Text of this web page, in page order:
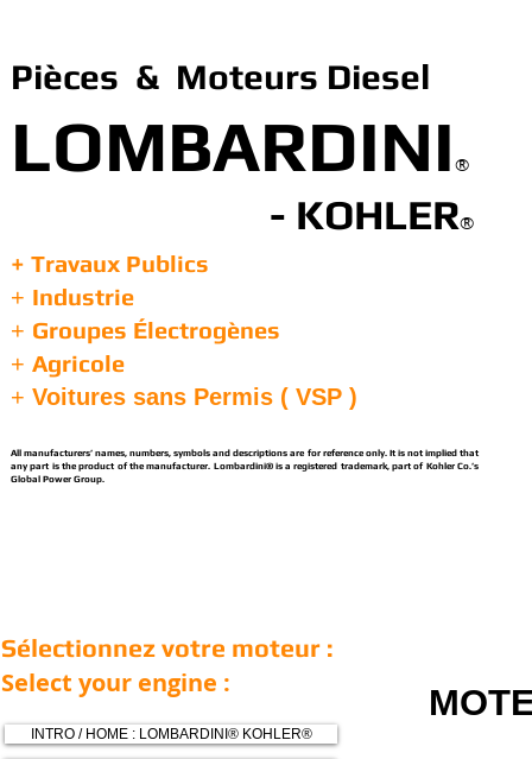
Pièces & Moteurs Diesel
LOMBARDINI ®
- KOHLER®
+ Travaux Publics
+ Industrie
+ Groupes Électrogènes
+ Agricole
+ Voitures sans Permis ( VSP )
All manufacturers’ names, numbers, symbols and descriptions are for reference only. It is not implied that
any part is the product of the manufacturer. Lombardini® is a registered trademark, part of Kohler Co.’s
Global Power Group.
INTRO / HOME : LOMBARDINI® KOHLER®
Sélectionnez votre moteur :
Select your engine :